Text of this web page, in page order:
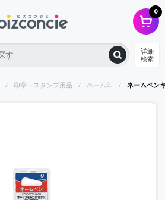
0
詳細
検索
印章・スタンプ用品 ネーム印 ネームペン